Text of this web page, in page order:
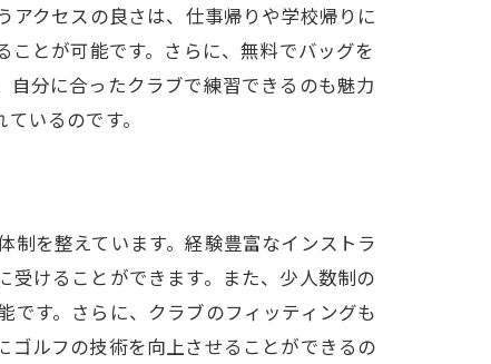
クセスの良さは、仕事帰りや学校帰りに
とが可能です。さらに、無料でバッグを
分に合ったクラブで練習できるのも魅力
いるのです。
を整えています。経験豊富なインストラ
けることができます。また、少人数制の
す。さらに、クラブのフィッティングも
ルフの技術を向上させることができるの